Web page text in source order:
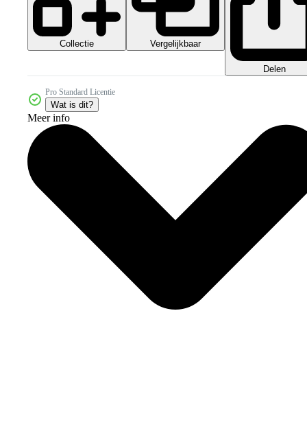
Collectie Vergelijkbaar
Delen
Pro Standard Licentie
Wat is dit?
Meer info